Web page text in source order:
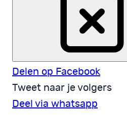
Delen op Facebook
Tweet naar je volgers
Deel via whatsapp